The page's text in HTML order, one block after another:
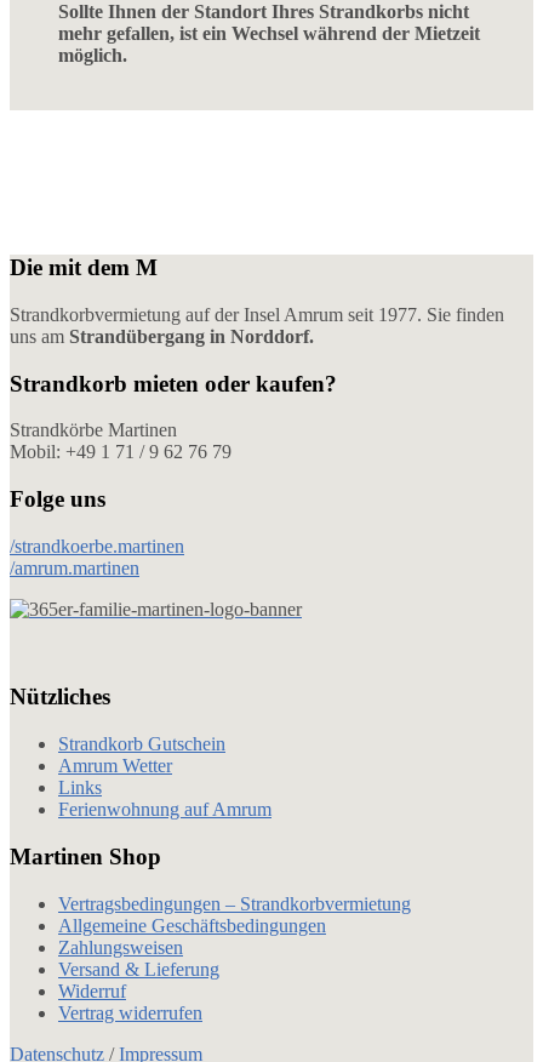
Sollte Ihnen der Standort Ihres Strandkorbs nicht
mehr gefallen, ist ein Wechsel während der Mietzeit
möglich.
Die mit dem M
Strandkorbvermietung auf der Insel Amrum seit 1977. Sie finden
uns am Strandübergang in Norddorf.
Strandkorb mieten oder kaufen?
Strandkörbe Martinen
Mobil: +49 1 71 / 9 62 76 79
Folge uns
/strandkoerbe.martinen
/amrum.martinen
Nützliches
Strandkorb Gutschein
Amrum Wetter
Links
Ferienwohnung auf Amrum
Martinen Shop
Vertragsbedingungen – Strandkorbvermietung
Allgemeine Geschäftsbedingungen
Zahlungsweisen
Versand & Lieferung
Widerruf
Vertrag widerrufen
Datenschutz /Impressum